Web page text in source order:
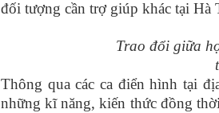
đối tượng cần trợ giúp khác tại Hà
Trao đổi giữa
Thông qua các ca điển hình tại
những kĩ năng, kiến thức đồng